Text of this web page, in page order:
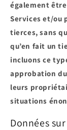
également
Services et/ou
tierces, sans
qu’en fait un
incluons ce
approbation
leurs
situations
Données